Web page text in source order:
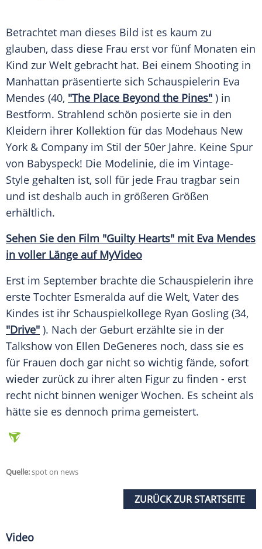
Betrachtet man dieses Bild ist es kaum zu
glauben, dass diese Frau erst vor fünf Monaten ein
Kind zur Welt gebracht hat. Bei einem Shooting in
Manhattan präsentierte sich Schauspielerin Eva
Mendes (40, "The Place Beyond the Pines" ) in
Bestform. Strahlend schön posierte sie in den
Kleidern ihrer Kollektion für das Modehaus New
York & Company im Stil der 50er Jahre. Keine Spur
von Babyspeck! Die Modelinie, die im Vintage-
Style gehalten ist, soll für jede Frau tragbar sein
und ist deshalb auch in größeren Größen
erhältlich.
Sehen Sie den Film "Guilty Hearts" mit Eva Mendes
in voller Länge auf MyVideo
Erst im September brachte die Schauspielerin ihre
erste Tochter Esmeralda auf die Welt, Vater des
Kindes ist ihr Schauspielkollege Ryan Gosling (34,
"Drive" ). Nach der Geburt erzählte sie in der
Talkshow von Ellen DeGeneres noch, dass sie es
für Frauen doch gar nicht so wichtig fände, sofort
wieder zurück zu ihrer alten Figur zu finden - erst
recht nicht binnen weniger Wochen. Es scheint als
hätte sie es dennoch prima gemeistert.
Quelle:spot on news
ZURÜCK ZUR STARTSEITE
Video